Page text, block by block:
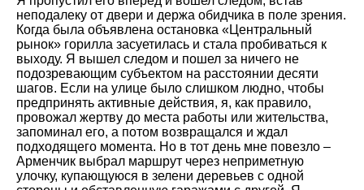
неподалеку от двери и держа обидчика в поле зрения.
Когда была объявлена остановка «Центральный
рынок» горилла засуетилась и стала пробиваться к
выходу. Я вышел следом и пошел за ничего не
подозревающим субъектом на расстоянии десяти
шагов. Если на улице было слишком людно, чтобы
предпринять активные действия, я, как правило,
провожал жертву до места работы или жительства,
запоминал его, а потом возвращался и ждал
подходящего момента. Но в тот день мне повезло –
Арменчик выбрал маршрут через неприметную
улочку, купающуюся в зелени деревьев с одной